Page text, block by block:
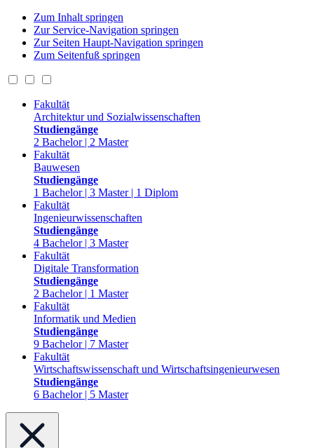
Zum Inhalt springen
Zur Service-Navigation springen
Zur Seiten Haupt-Navigation springen
Zum Seitenfuß springen
Fakultät
Architektur und Sozialwissenschaften
Studiengänge
2 Bachelor | 2 Master
Fakultät
Bauwesen
Studiengänge
1 Bachelor | 3 Master | 1 Diplom
Fakultät
Ingenieurwissenschaften
Studiengänge
4 Bachelor | 3 Master
Fakultät
Digitale Transformation
Studiengänge
2 Bachelor | 1 Master
Fakultät
Informatik und Medien
Studiengänge
9 Bachelor | 7 Master
Fakultät
Wirtschaftswissenschaft und Wirtschaftsingenieurwesen
Studiengänge
6 Bachelor | 5 Master